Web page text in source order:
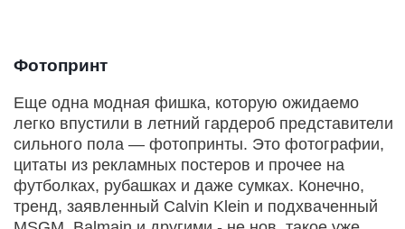
Фотопринт
Еще одна модная фишка, которую ожидаемо
легко впустили в летний гардероб представители
сильного пола — фотопринты. Это фотографии,
цитаты из рекламных постеров и прочее на
футболках, рубашках и даже сумках. Конечно,
тренд, заявленный Calvin Klein и подхваченный